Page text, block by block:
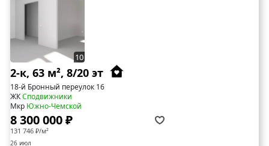
10
2-к, 63 м², 8/20 эт
18-й Бронный переулок 16
ЖКСподвижники
Мкр Южно-Чемской
8 300 000 ₽
131 746 ₽/м²
26 июл